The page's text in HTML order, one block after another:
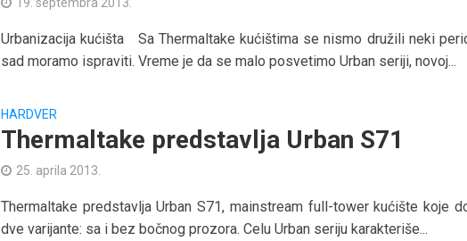
Urbanizacija kućišta Sa Thermaltake kućištima se nismo družili neki
sad moramo ispraviti. Vreme je da se malo posvetimo Urban seriji, novoj...
HARDVER
Thermaltake predstavlja Urban S71
25. aprila 2013.
Thermaltake predstavlja Urban S71, mainstream full-tower kućište koje
dve varijante: sa i bez bočnog prozora. Celu Urban seriju karakteriše...